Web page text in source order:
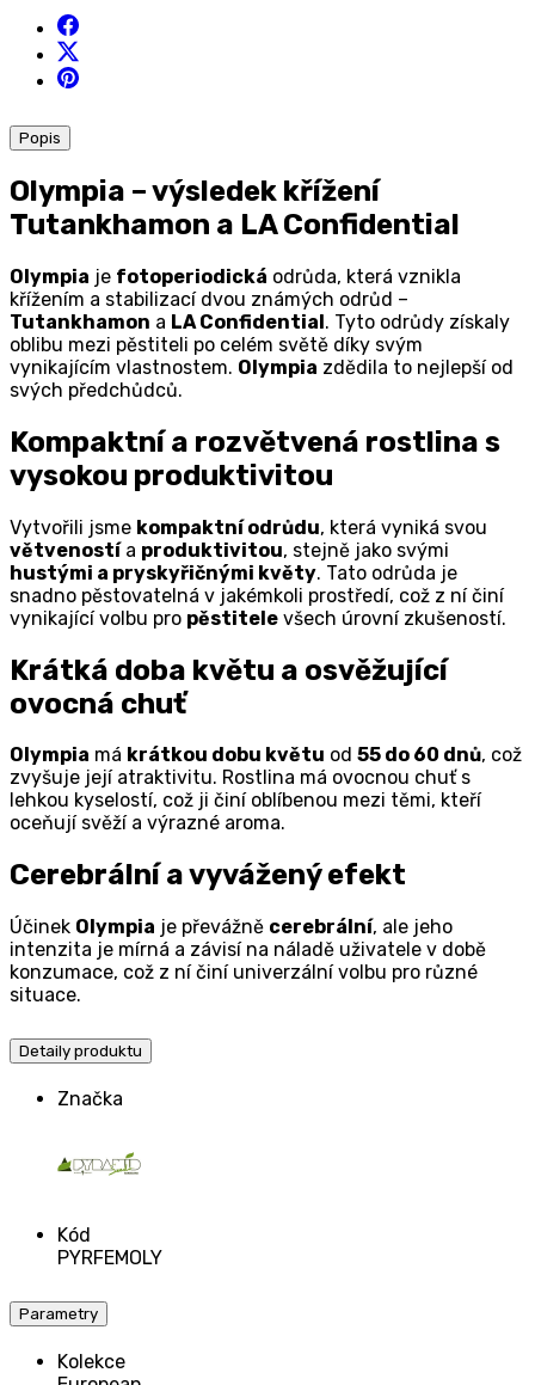
Popis
Olympia – výsledek křížení
Tutankhamon a LA Confidential
Olympia je fotoperiodická odrůda, která vznikla
křížením a stabilizací dvou známých odrůd –
Tutankhamon a LA Confidential. Tyto odrůdy získaly
oblibu mezi pěstiteli po celém světě díky svým
vynikajícím vlastnostem. Olympia zdědila to nejlepší od
svých předchůdců.
Kompaktní a rozvětvená rostlina s
vysokou produktivitou
Vytvořili jsme kompaktní odrůdu, která vyniká svou
větvenostía produktivitou, stejně jako svými
hustými a pryskyřičnými květy. Tato odrůda je
snadno pěstovatelná v jakémkoli prostředí, což z ní činí
vynikající volbu pro pěstitele všech úrovní zkušeností.
Krátká doba květu a osvěžující
ovocná chuť
Olympia má krátkou dobu květu od 55 do 60 dnů, což
zvyšuje její atraktivitu. Rostlina má ovocnou chuť s
lehkou kyselostí, což ji činí oblíbenou mezi těmi, kteří
oceňují svěží a výrazné aroma.
Cerebrální a vyvážený efekt
Účinek Olympia je převážně cerebrální, ale jeho
intenzita je mírná a závisí na náladě uživatele v době
konzumace, což z ní činí univerzální volbu pro různé
situace.
Detaily produktu
Značka
Kód
PYRFEMOLY
Parametry
Kolekce